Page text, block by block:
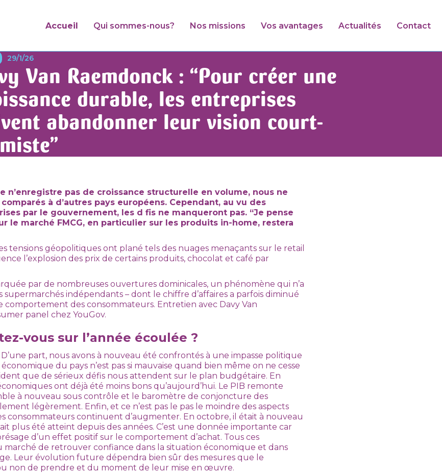
Accueil Qui sommes-nous? Nos missions Vos avantages Actualités Contact
29/1/26
Van Raemdonck : “Pour créer une
durable, les entreprises
abandonner leur vision court-
n’enregistre pas de croissance structurelle en volume, nous ne
à d’autres pays européens. Cependant, au vu des
par le gouvernement, les d fis ne manqueront pas. “Je pense
le marché FMCG, en particulier sur les produits in-home, restera
tensions géopolitiques ont plané tels des nuages menaçants sur le retail
l’explosion des prix de certains produits, chocolat et café par
par de nombreuses ouvertures dominicales, un phénomène qui n’a
supermarchés indépendants – dont le chiffre d’affaires a parfois diminué
comportement des consommateurs. Entretien avec Davy Van
panel chez YouGov.
vous sur l’année écoulée ?
part, nous avons à nouveau été confrontés à une impasse politique
du pays n’est pas si mauvaise quand bien même on ne cesse
que de sérieux défis nous attendent sur le plan budgétaire. En
ont déjà été moins bons qu’aujourd’hui. Le PIB remonte
à nouveau sous contrôle et le baromètre de conjoncture des
légèrement. Enfin, et ce n’est pas le pas le moindre des aspects
consommateurs continuent d’augmenter. En octobre, il était à nouveau
plus été atteint depuis des années. C’est une donnée importante car
d’un effet positif sur le comportement d’achat. Tous ces
de retrouver confiance dans la situation économique et dans
Leur évolution future dépendra bien sûr des mesures que le
non de prendre et du moment de leur mise en œuvre.